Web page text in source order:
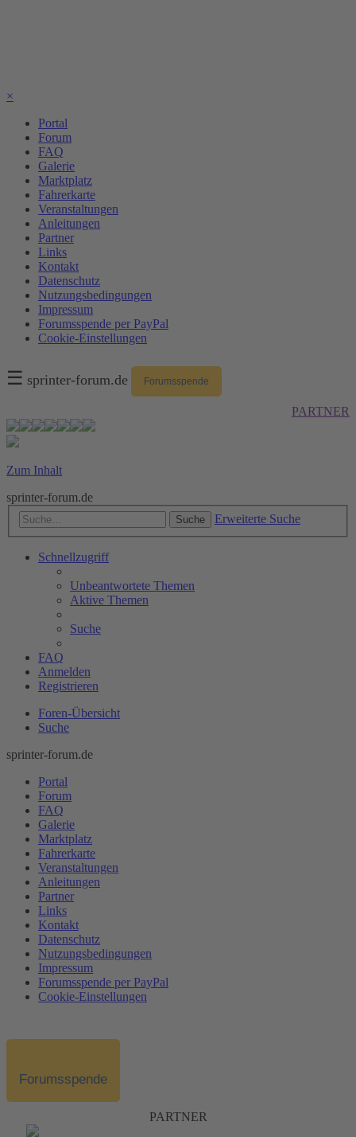
×
Portal
Forum
FAQ
Galerie
Marktplatz
Fahrerkarte
Veranstaltungen
Anleitungen
Partner
Links
Kontakt
Datenschutz
Nutzungsbedingungen
Impressum
Forumsspende per PayPal
Cookie-Einstellungen
☰ sprinter-forum.de Forumsspende
PARTNER
Zum Inhalt
sprinter-forum.de
Suche Erweiterte Suche
Schnellzugriff
Unbeantwortete Themen
Aktive Themen
Suche
FAQ
Anmelden
Registrieren
Foren-Übersicht
Suche
sprinter-forum.de
Portal
Forum
FAQ
Galerie
Marktplatz
Fahrerkarte
Veranstaltungen
Anleitungen
Partner
Links
Kontakt
Datenschutz
Nutzungsbedingungen
Impressum
Forumsspende per PayPal
Cookie-Einstellungen
Forumsspende
PARTNER